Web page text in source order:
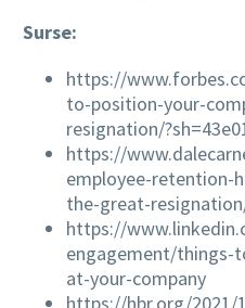
Surse:
https://
to-position-your-
resignation/
https://
employee-retention-
the-great-
https://
engagement/things-
at-your-company
https://hbr.org/